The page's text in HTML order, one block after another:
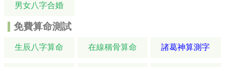
男女八字合婚
免費算命測試
生辰八字算命 在線稱骨算命 諸葛神算測字